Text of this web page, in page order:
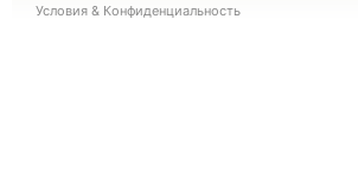
Условия & Конфиденциальность